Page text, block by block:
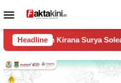
ke
Menu
Mobile
HeadlineSpanyol Juara Piala